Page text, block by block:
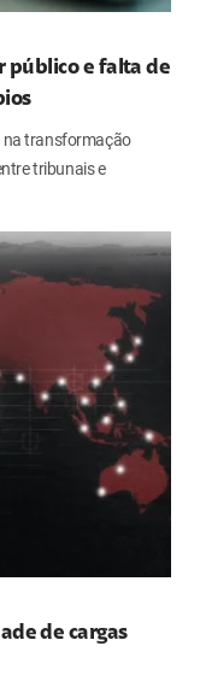
público e falta de
na transformação
tribunais e
de cargas